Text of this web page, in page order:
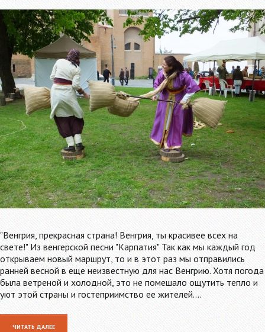
"Венгрия, прекрасная страна! Венгрия, ты красивее всех на
свете!" Из венгерской песни "Карпатия" Так как мы каждый год
открываем новый маршрут, то и в этот раз мы отправились
ранней весной в еще неизвестную для нас Венгрию. Хотя погода
была ветреной и холодной, это не помешало ощутить тепло и
уют этой страны и гостеприимство ее жителей.…
ЧИТАТЬ ДАЛЕЕ